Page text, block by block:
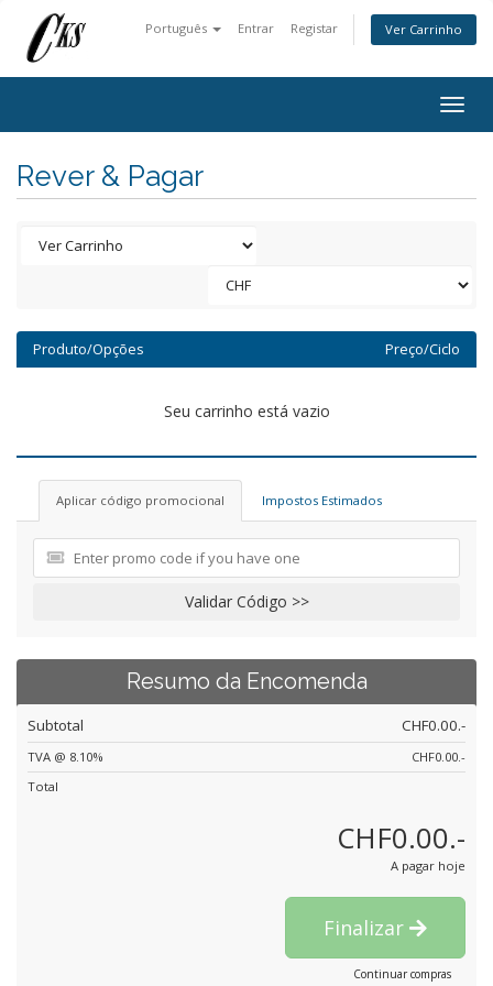
Português Entrar Registar Ver Carrinho
Rever & Pagar
Produto/Opções Preço/Ciclo
Seu carrinho está vazio
Aplicar código promocional Impostos Estimados
Validar Código >>
Resumo da Encomenda
Subtotal CHF0.00.-
TVA @ 8.10%
CHF0.00.-
Total
CHF0.00.-
A pagar hoje
Finalizar
Continuar compras